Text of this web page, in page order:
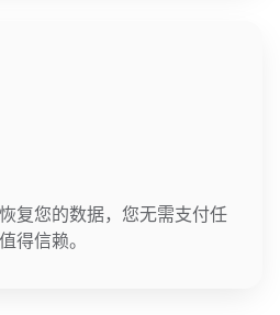
复您的数据，您无需支付任
得信赖。